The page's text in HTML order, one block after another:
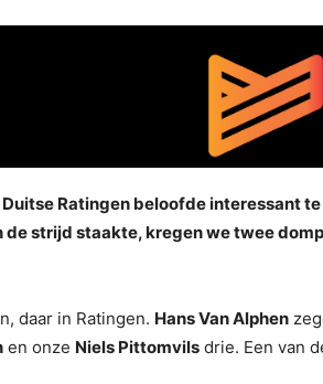
Ratingen beloofde interessant
de strijd staakte, kregen we twee
daar in Ratingen. Hans Van Alphen
en onze Niels Pittomvils drie. Een van